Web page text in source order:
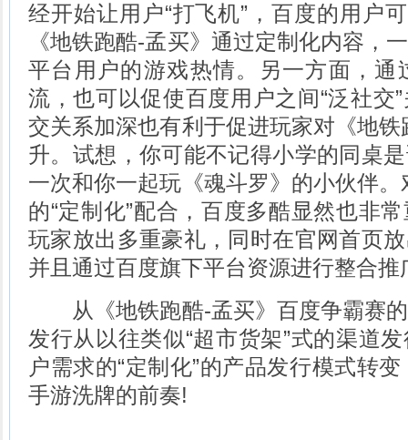
经开始让用户“打飞机”，百度的用户
《地铁跑酷-孟买》通过定制化内容，
平台用户的游戏热情。另一方面，通
流，也可以促使百度用户之间“泛社交
交关系加深也有利于促进玩家对《地
升。试想，你可能不记得小学的同桌
一次和你一起玩《魂斗罗》的小伙伴
的“定制化”配合，百度多酷显然也非
玩家放出多重豪礼，同时在官网首页
并且通过百度旗下平台资源进行整合推
从《地铁跑酷-孟买》百度争霸赛的
发行从以往类似“超市货架”式的渠道
户需求的“定制化”的产品发行模式转
手游洗牌的前奏!